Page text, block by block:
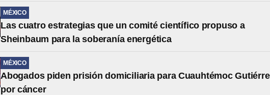
MÉXICO
Las cuatro estrategias que un comité científico propuso a
Sheinbaum para la soberanía energética
MÉXICO
Abogados piden prisión domiciliaria para Cuauhtémoc
por cáncer